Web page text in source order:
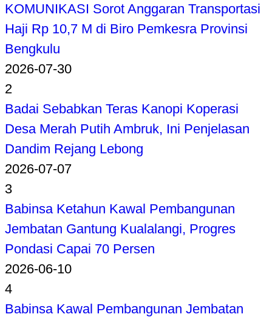
KOMUNIKASI Sorot Anggaran Transportasi
Haji Rp 10,7 M di Biro Pemkesra Provinsi
Bengkulu
2026-07-30
2
Badai Sebabkan Teras Kanopi Koperasi
Desa Merah Putih Ambruk, Ini Penjelasan
Dandim Rejang Lebong
2026-07-07
3
Babinsa Ketahun Kawal Pembangunan
Jembatan Gantung Kualalangi, Progres
Pondasi Capai 70 Persen
2026-06-10
4
Babinsa Kawal Pembangunan Jembatan